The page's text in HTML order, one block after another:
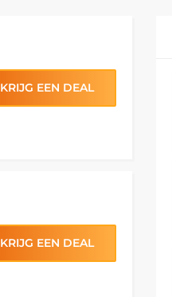
KRIJG EEN DEAL
KRIJG EEN DEAL